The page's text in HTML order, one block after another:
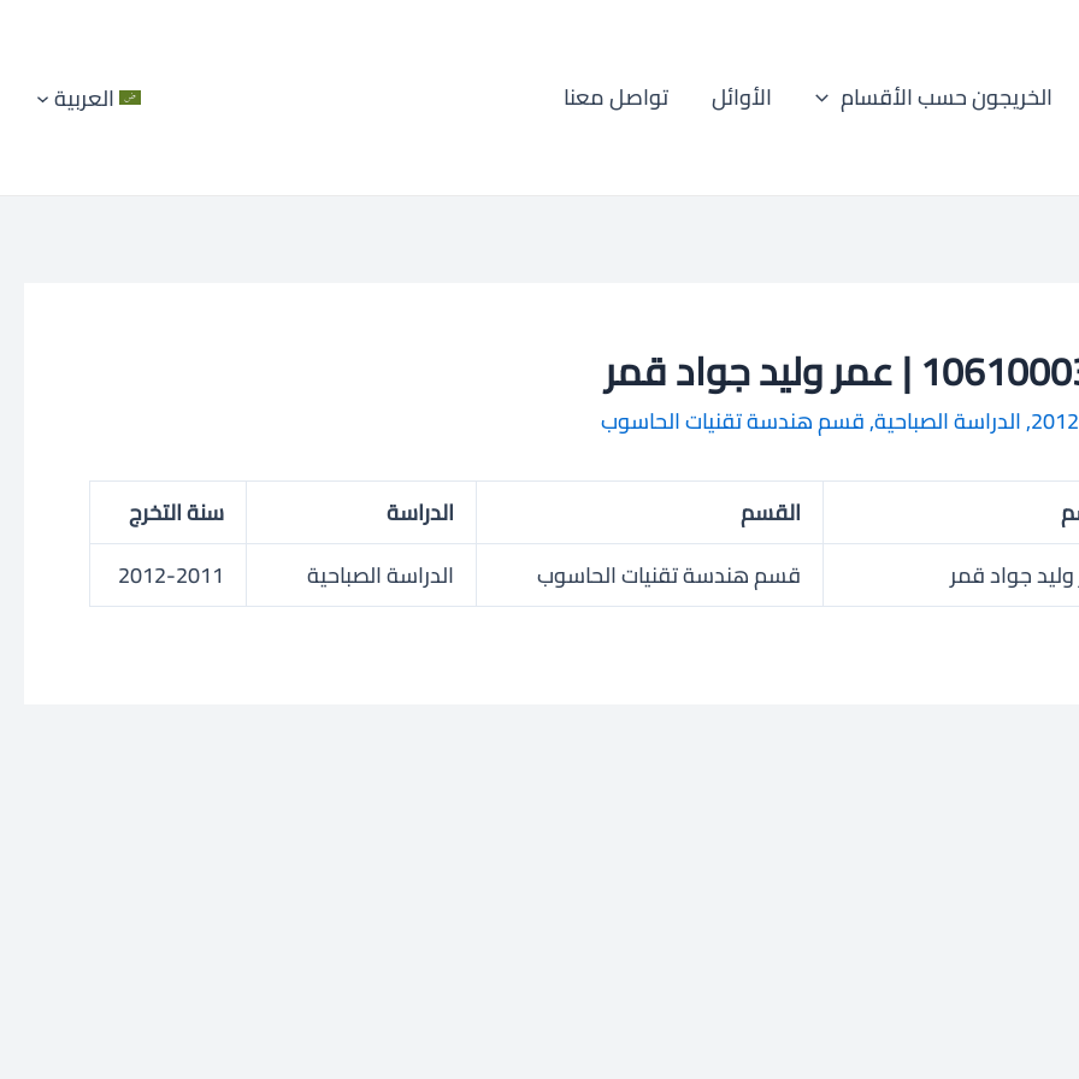
الخريجون حسب الأقسام الأوائل تواصل معنا العربية
| عمر وليد جواد قمر
,الدراسة الصباحية,قسم هندسة تقنيات الحاسوب
القسم الدراسة
سنة التخرج
جواد قمر
قسم هندسة تقنيات الحاسوب الدراسة الصباحية 2012-2011